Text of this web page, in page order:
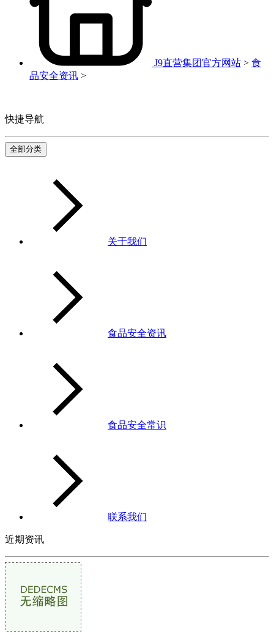
J9直营集团官方网站 > 食
品安全资讯 >
快捷导航
全部分类
关于我们
食品安全资讯
食品安全常识
联系我们
近期资讯